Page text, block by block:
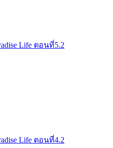
Life ตอนที่5.2
Life ตอนที่4.2